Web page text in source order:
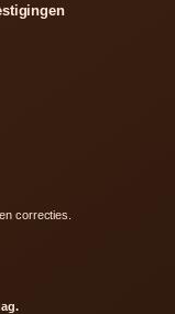
correcties.